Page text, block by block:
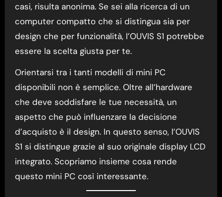
casi, risulta anonima. Se sei alla ricerca di un
computer compatto che si distingua sia per
design che per funzionalità, l’OUVIS S1 potrebbe
essere la scelta giusta per te.
Orientarsi tra i tanti modelli di mini PC
disponibili non è semplice. Oltre all’hardware
che deve soddisfare le tue necessità, un
aspetto che può influenzare la decisione
d’acquisto è il design. In questo senso, l’OUVIS
S1 si distingue grazie al suo originale display LCD
integrato. Scopriamo insieme cosa rende
questo mini PC così interessante.